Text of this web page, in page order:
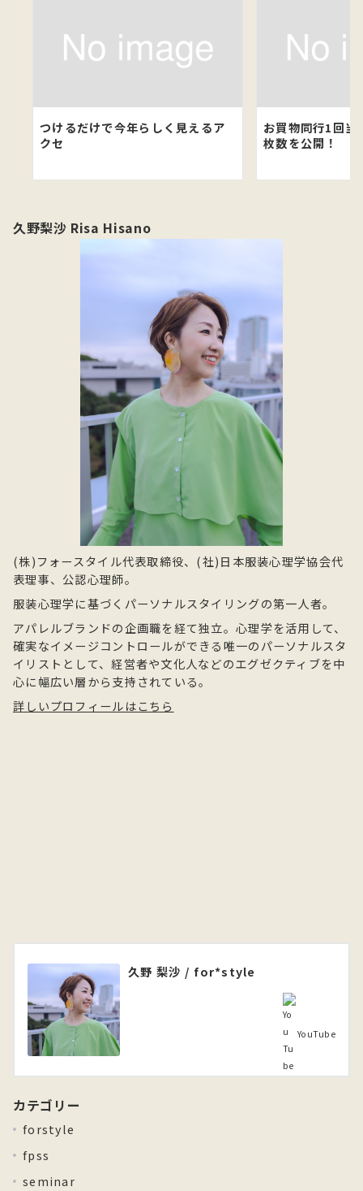
つけるだけで今年らしく見えるア
クセ
お買物同行1回当
枚数を公開！
久野梨沙 Risa Hisano
(株)フォースタイル代表取締役、(社)日本服装心理学協会代
表理事、公認心理師。
服装心理学に基づくパーソナルスタイリングの第一人者。
アパレルブランドの企画職を経て独立。心理学を活用して、
確実なイメージコントロールができる唯一のパーソナルスタ
イリストとして、経営者や文化人などのエグゼクティブを中
心に幅広い層から支持されている。
詳しいプロフィールはこちら
久野 梨沙 / for*style
YouTube
カテゴリー
forstyle
fpss
seminar